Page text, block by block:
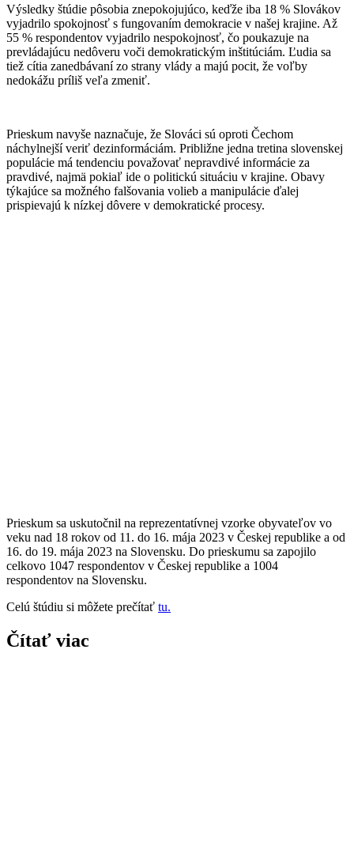
Výsledky štúdie pôsobia znepokojujúco, keďže iba 18 % Slovákov
vyjadrilo spokojnosť s fungovaním demokracie v našej krajine. Až
55 % respondentov vyjadrilo nespokojnosť, čo poukazuje na
prevládajúcu nedôveru voči demokratickým inštitúciám. Ľudia sa
tiež cítia zanedbávaní zo strany vlády a majú pocit, že voľby
nedokážu príliš veľa zmeniť.
Prieskum navyše naznačuje, že Slováci sú oproti Čechom
náchylnejší veriť dezinformáciám. Približne jedna tretina slovenskej
populácie má tendenciu považovať nepravdivé informácie za
pravdivé, najmä pokiaľ ide o politickú situáciu v krajine. Obavy
týkajúce sa možného falšovania volieb a manipulácie ďalej
prispievajú k nízkej dôvere v demokratické procesy.
Prieskum sa uskutočnil na reprezentatívnej vzorke obyvateľov vo
veku nad 18 rokov od 11. do 16. mája 2023 v Českej republike a od
16. do 19. mája 2023 na Slovensku. Do prieskumu sa zapojilo
celkovo 1047 respondentov v Českej republike a 1004
respondentov na Slovensku.
Celú štúdiu si môžete prečítať tu.
Čítať viac